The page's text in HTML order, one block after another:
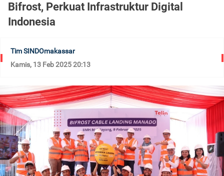
Bifrost, Perkuat Infrastruktur Digital
Indonesia
Tim SINDOmakassar
Kamis, 13 Feb 2025 20:13